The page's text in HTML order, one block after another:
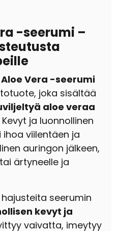
-seerumi –
Vera -seerumi
joka sisältää
aloe veraa
Kevyt ja luonnollinen
ihoa viilentäen ja
auringon jälkeen,
ärtyneelle ja
seerumin
kevyt ja
vaivatta, imeytyy